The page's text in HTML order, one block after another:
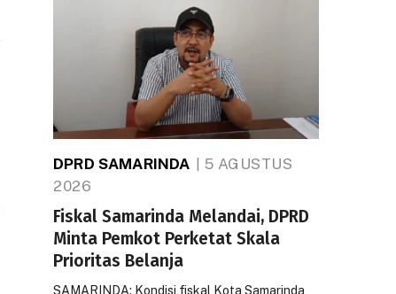
DPRD SAMARINDA
5 AGUSTUS
2026
Fiskal Samarinda Melandai, DPRD
Minta Pemkot Perketat Skala
Prioritas Belanja
SAMARINDA: Kondisi fiskal Kota Samarinda